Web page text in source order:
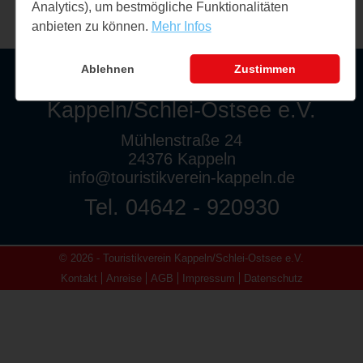
Touristikverein
Kappeln/Schlei-Ostsee e.V.
Mühlenstraße 24
24376 Kappeln
info@touristikverein-kappeln.de
Tel. 04642 - 920930
© 2026 - Touristikverein Kappeln/Schlei-Ostsee e.V.
Kontakt
Anreise AGB Impressum Datenschutz
Analytics), um bestmögliche Funktionalitäten
anbieten zu können. Mehr Infos
Ablehnen Zustimmen